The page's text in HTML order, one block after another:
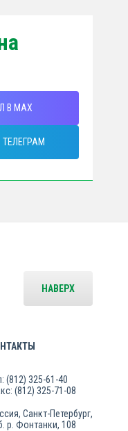
В MAX
(812) 325-61-40
(812) 325-71-08
Санкт-Петербург,
р. Фонтанки, 108
НАВЕРХ